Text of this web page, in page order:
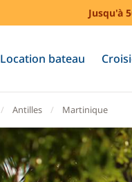
Jusqu'à
Location bateau
Antilles Martinique